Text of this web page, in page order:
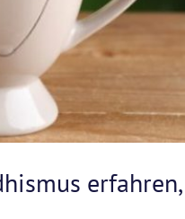
erfahren,